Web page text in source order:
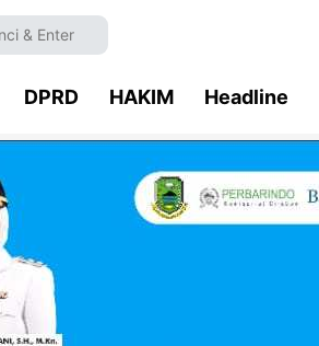
DPRD HAKIM Headline